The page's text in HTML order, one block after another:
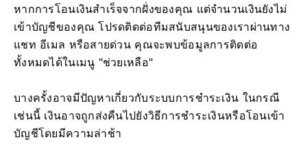
หากการโอนเงินสำเร็จจากฝั่งของคุณ แต่จำนวนเงินยังไม่
เข้าบัญชีของคุณ โปรดติดต่อทีมสนับสนุนของเราผ่านทาง
แชท อีเมล หรือสายด่วน คุณจะพบข้อมูลการติดต่อ
ทั้งหมดได้ในเมนู "ช่วยเหลือ"
บางครั้งอาจมีปัญหาเกี่ยวกับระบบการชำระเงิน ในกรณี
เช่นนี้ เงินอาจถูกส่งคืนไปยังวิธีการชำระเงินหรือโอนเข้า
บัญชีโดยมีความล่าช้า